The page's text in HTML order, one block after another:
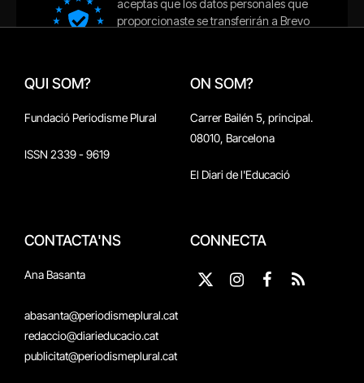
QUI SOM?
Fundació Periodisme Plural
ISSN 2339 - 9619
ON SOM?
Carrer Bailén 5, principal.
08010, Barcelona
El Diari de l'Educació
CONTACTA'NS
Ana Basanta
abasanta@periodismeplural.cat
redaccio@diarieducacio.cat
publicitat@periodismeplural.cat
CONNECTA
X
Instagram
Facebook
RSS